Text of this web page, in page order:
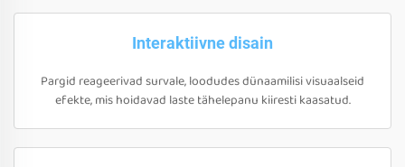
Interaktiivne disain
Pargid reageerivad survale, loodudes dünaamilisi visuaalseid
efekte, mis hoidavad laste tähelepanu kiiresti kaasatud.